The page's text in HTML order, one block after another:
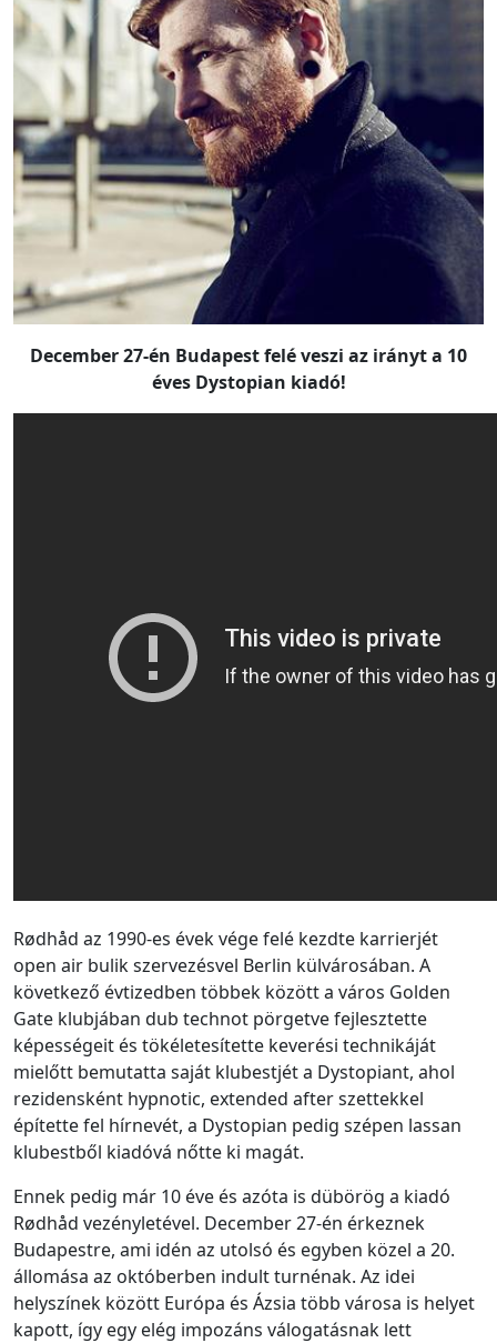
December 27-én Budapest felé veszi az irányt a 10
éves Dystopian kiadó!
Rødhåd az 1990-es évek vége felé kezdte karrierjét
open air bulik szervezésvel Berlin külvárosában. A
következő évtizedben többek között a város Golden
Gate klubjában dub technot pörgetve fejlesztette
képességeit és tökéletesítette keverési technikáját
mielőtt bemutatta saját klubestjét a Dystopiant, ahol
rezidensként hypnotic, extended after szettekkel
építette fel hírnevét, a Dystopian pedig szépen lassan
klubestből kiadóvá nőtte ki magát.
Ennek pedig már 10 éve és azóta is dübörög a kiadó
Rødhåd vezényletével. December 27-én érkeznek
Budapestre, ami idén az utolsó és egyben közel a 20.
állomása az októberben indult turnénak. Az idei
helyszínek között Európa és Ázsia több városa is helyet
kapott, így egy elég impozáns válogatásnak lett